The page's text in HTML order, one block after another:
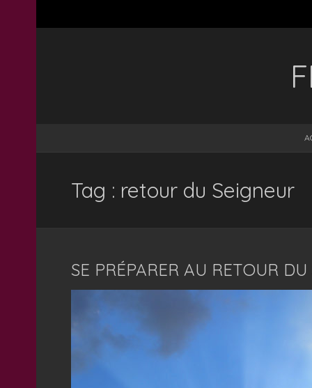
Tag : retour du Seigneur
SE PRÉPARER AU RETOUR DU